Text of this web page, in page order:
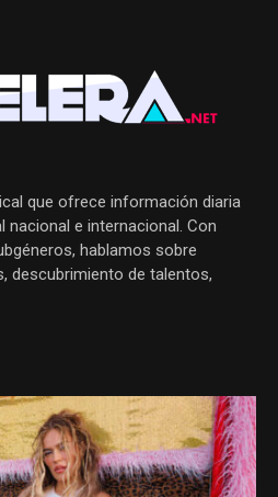
que ofrece información diaria
nacional e internacional. Con
hablamos sobre
descubrimiento de talentos,